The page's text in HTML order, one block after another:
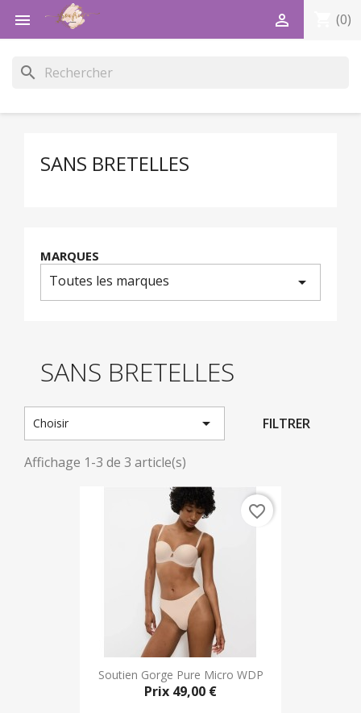
 (0)

search
SANS BRETELLES
MARQUES
Toutes les marques arrow_drop_down
SANS BRETELLES
Choisir  FILTRER
Affichage 1-3 de 3 article(s)
Soutien Gorge Pure Micro WDP
Prix 49,00 €
favorite_border